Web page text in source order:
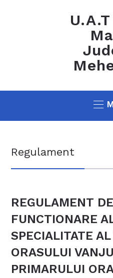
Regulament
REGULAMENT
FUNCTIONARE
SPECIALITATE
ORASULUI
PRIMARULUI